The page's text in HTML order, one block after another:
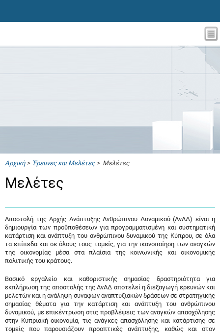
Αρχική> Έρευνες και Μελέτες> Μελέτες
Μελέτες
Αποστολή της Αρχής Ανάπτυξης Ανθρώπινου Δυναμικού (ΑνΑΔ) είναι η
δημιουργία των προϋποθέσεων για προγραμματισμένη και συστηματική
κατάρτιση και ανάπτυξη του ανθρώπινου δυναμικού της Κύπρου, σε όλα
τα επίπεδα και σε όλους τους τομείς, για την ικανοποίηση των αναγκών
της οικονομίας μέσα στα πλαίσια της κοινωνικής και οικονομικής
πολιτικής του κράτους.
Βασικό εργαλείο και καθοριστικής σημασίας δραστηριότητα για
εκπλήρωση της αποστολής της ΑνΑΔ αποτελεί η διεξαγωγή ερευνών και
μελετών και η ανάληψη συναφών αναπτυξιακών δράσεων σε στρατηγικής
σημασίας θέματα για την κατάρτιση και ανάπτυξη του ανθρώπινου
δυναμικού, με επικέντρωση στις προβλέψεις των αναγκών απασχόλησης
στην Κυπριακή οικονομία, τις ανάγκες απασχόλησης και κατάρτισης σε
τομείς που παρουσιάζουν προοπτικές ανάπτυξης, καθώς και στον